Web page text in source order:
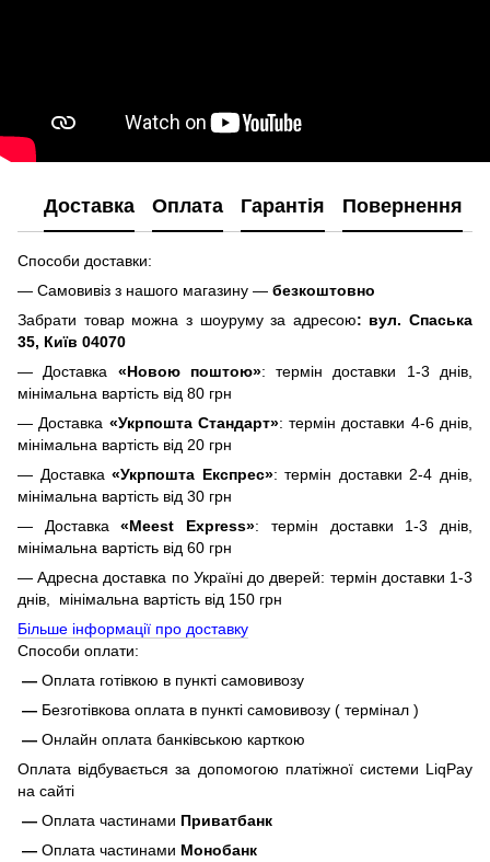
Доставка Оплата Гарантія Повернення
Способи доставки:
— Самовивіз з нашого магазину — безкоштовно
Забрати товар можна з шоуруму за адресою: вул. Спаська
35, Київ 04070
— Доставка «Новою поштою»: термін доставки 1-3 днів,
мінімальна вартість від 80 грн
— Доставка «Укрпошта Стандарт»: термін доставки 4-6 днів,
мінімальна вартість від 20 грн
— Доставка«Укрпошта Експрес»: термін доставки 2-4 днів,
мінімальна вартість від 30 грн
— Доставка«Meest Express»: термін доставки 1-3 днів,
мінімальна вартість від 60 грн
— Адресна доставка по Україні до дверей: термін доставки 1-3
днів, мінімальна вартість від 150 грн
Більше інформації про доставку
Способи оплати:
— Оплата готівкою в пункті самовивозу
— Безготівкова оплата в пункті самовивозу ( термінал )
— Онлайн оплата банківською карткою
Оплата відбувається за допомогою платіжної системи LiqPay
на сайті
— Оплата частинами Приватбанк
— Оплата частинами Монобанк